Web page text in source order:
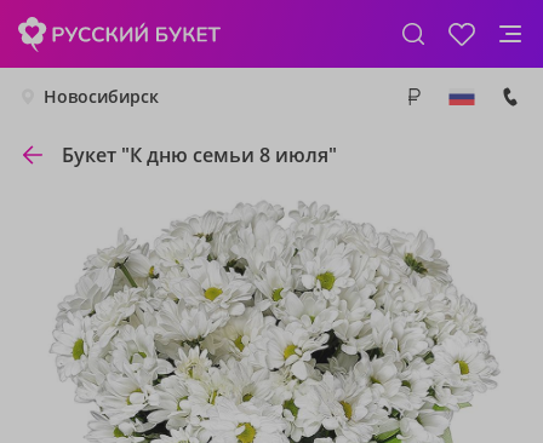
Новосибирск
Букет "К дню семьи 8 июля"